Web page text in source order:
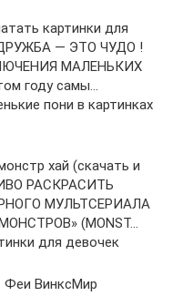
картинки для
ДРУЖБА — ЭТО ЧУДО !
МАЛЕНЬКИХ
году самы…
пони в картинках
хай (скачать и
РАСКРАСИТЬ
МУЛЬТСЕРИАЛА
(MONST…
для девочек
Феи ВинксМир